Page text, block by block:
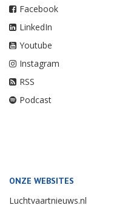
Facebook
LinkedIn
Youtube
Instagram
RSS
Podcast
ONZE WEBSITES
Luchtvaartnieuws.nl